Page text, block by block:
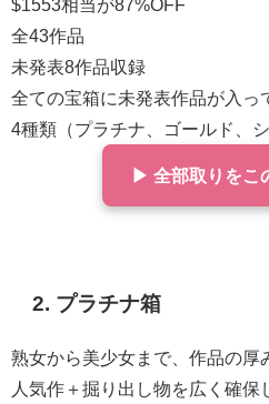
$1553相当が87%OFF
全43作品
未発表8作品収録
全ての宝箱に未発表作品が入っ
4種類（プラチナ、ゴールド、
▶ 全部取りをこ
2. プラチナ箱
熟女から美少女まで、作品の厚
人気作＋掘り出し物を広く確保